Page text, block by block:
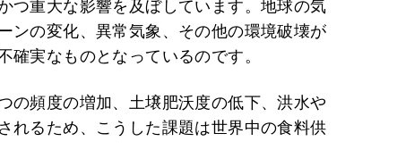
つ重大な影響を及ぼしています。地球の気
ンの変化、異常気象、その他の環境破壊が
確実なものとなっているのです。
の頻度の増加、土壌肥沃度の低下、洪水や
れるため、こうした課題は世界中の食料供